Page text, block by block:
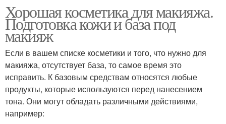
Хорошая косметика для макияжа.
Подготовка кожи и база под
макияж
Если в вашем списке косметики и того, что нужно для
макияжа, отсутствует база, то самое время это
исправить. К базовым средствам относятся любые
продукты, которые используются перед нанесением
тона. Они могут обладать различными действиями,
например: